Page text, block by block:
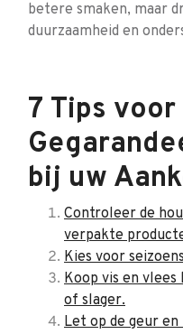
betere smaken, maar
duurzaamheid en
7 Tips voor
bij uw
Controleer de
verpakte
Kies voor
Koop vis en
of slager.
Let op de geur